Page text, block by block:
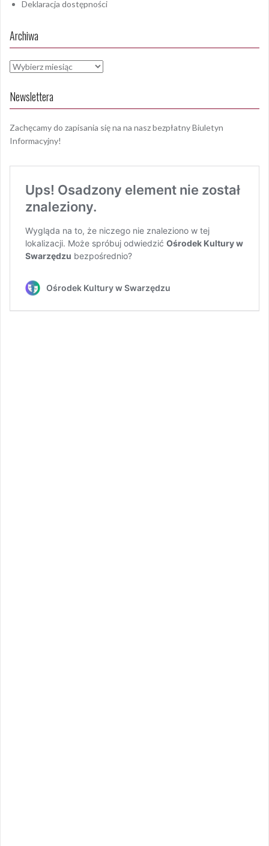
Deklaracja dostępności
Archiwa
Archiwa
Newslettera
Zachęcamy do zapisania się na na nasz bezpłatny Biuletyn
Informacyjny!